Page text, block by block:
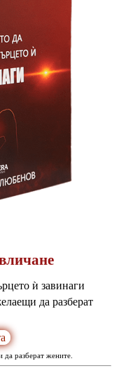
ѝ завинаги
да разберат
разберат жените.